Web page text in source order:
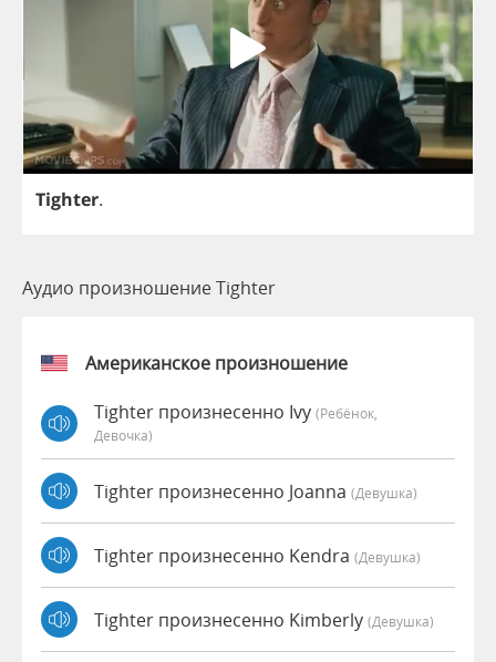
Tighter.
Аудио произношение Tighter
Американское произношение
Tighter произнесенно Ivy (Ребёнок,
Девочка)
Tighter произнесенно Joanna (девушка)
Tighter произнесенно Kendra (девушка)
Tighter произнесенно Kimberly (девушка)